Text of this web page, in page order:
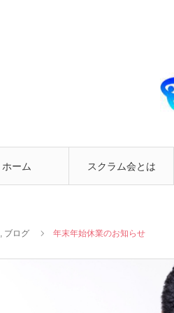
ホーム スクラム会とは
, ブログ 年末年始休業のお知らせ